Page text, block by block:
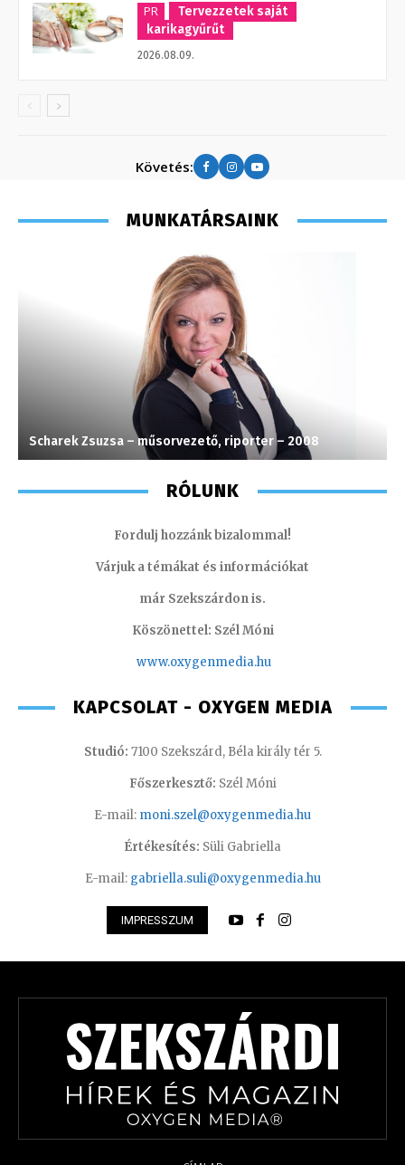
PR
Tervezzetek saját
karikagyűrűt
2026.08.09.
Követés:
MUNKATÁRSAINK
Scharek Zsuzsa – műsorvezető, riporter – 2008
RÓLUNK
Fordulj hozzánk bizalommal!
Várjuk a témákat és információkat
már Szekszárdon is.
Köszönettel: Szél Móni
www.oxygenmedia.hu
KAPCSOLAT - OXYGEN MEDIA
Studió: 7100 Szekszárd, Béla király tér 5.
Főszerkesztő: Szél Móni
E-mail: moni.szel@oxygenmedia.hu
Értékesítés: Süli Gabriella
E-mail: gabriella.suli@oxygenmedia.hu
IMPRESSZUM